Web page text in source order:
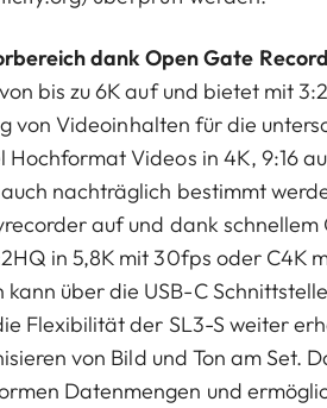
dank Open Gate
bis zu 6K auf und bietet mit
von Videoinhalten für die
Videos in 4K, 9:16
nachträglich bestimmt
auf und dank schnellem
in 5,8K mit 30fps oder C4K
über die USB-C
Flexibilität der SL3-S weiter
von Bild und Ton am Set.
Datenmengen und